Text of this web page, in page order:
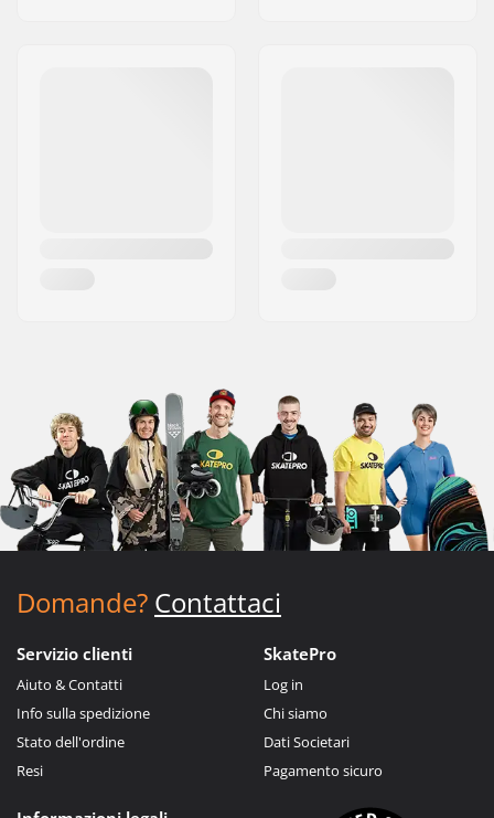
Domande? Contattaci
Servizio clienti
Aiuto & Contatti
Info sulla spedizione
Stato dell'ordine
Resi
SkatePro
Log in
Chi siamo
Dati Societari
Pagamento sicuro